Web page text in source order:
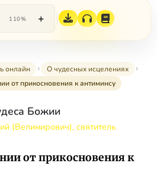
110% +
онлайн
О чудесных исцелениях
от прикосновения к антиминсу
Божии
(Велимирович), святитель
от прикосновения к